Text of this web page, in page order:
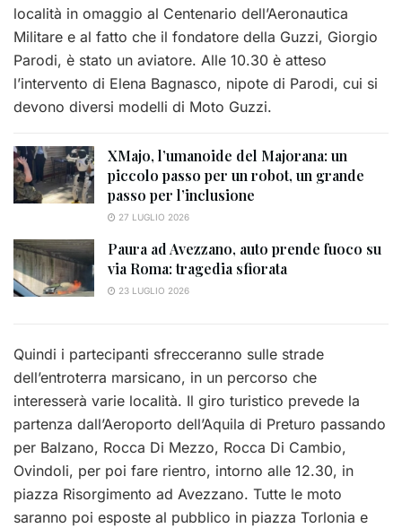
località in omaggio al Centenario dell’Aeronautica
Militare e al fatto che il fondatore della Guzzi, Giorgio
Parodi, è stato un aviatore. Alle 10.30 è atteso
l’intervento di Elena Bagnasco, nipote di Parodi, cui si
devono diversi modelli di Moto Guzzi.
XMajo, l’umanoide del Majorana: un
piccolo passo per un robot, un grande
passo per l’inclusione
27 LUGLIO 2026
Paura ad Avezzano, auto prende fuoco su
via Roma: tragedia sfiorata
23 LUGLIO 2026
Quindi i partecipanti sfrecceranno sulle strade
dell’entroterra marsicano, in un percorso che
interesserà varie località. Il giro turistico prevede la
partenza dall’Aeroporto dell’Aquila di Preturo passando
per Balzano, Rocca Di Mezzo, Rocca Di Cambio,
Ovindoli, per poi fare rientro, intorno alle 12.30, in
piazza Risorgimento ad Avezzano. Tutte le moto
saranno poi esposte al pubblico in piazza Torlonia e